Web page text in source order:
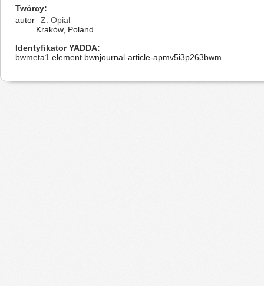
Twórcy
autor
Z. Opial
Kraków, Poland
Identyfikator YADDA
bwmeta1.element.bwnjournal-article-apmv5i3p263bwm